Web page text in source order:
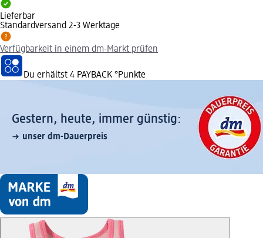
Lieferbar
Standardversand 2-3 Werktage
Verfügbarkeit in einem dm-Markt prüfen
Du erhältst 4 PAYBACK °Punkte
Gestern, heute, immer günstig:
unser dm-Dauerpreis